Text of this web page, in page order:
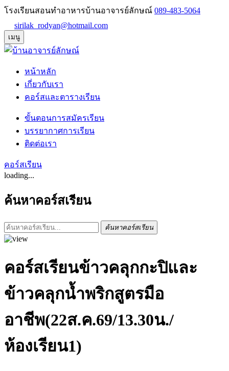
โรงเรียนสอนทำอาหารบ้านอาจารย์ลักษณ์ 089-483-5064
sirilak_rodyan@hotmail.com
เมนู
หน้าหลัก
เกี่ยวกับเรา
คอร์สและตารางเรียน
ขั้นตอนการสมัครเรียน
บรรยากาศการเรียน
ติดต่อเรา
คอร์สเรียน
loading...
ค้นหาคอร์สเรียน
ค้นหาคอร์สเรียน
คอร์สเรียนข้าวคลุกกะปิและ
ข้าวคลุกน้ำพริกสูตรมือ
อาชีพ(22ส.ค.69/13.30น./
ห้องเรียน1)